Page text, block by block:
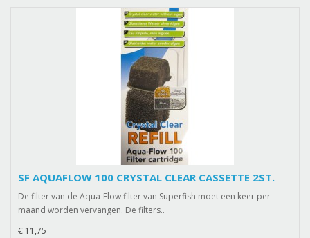
SF AQUAFLOW 100 CRYSTAL CLEAR CASSETTE 2ST.
De filter van de Aqua-Flow filter van Superfish moet een keer per
maand worden vervangen. De filters..
€ 11,75